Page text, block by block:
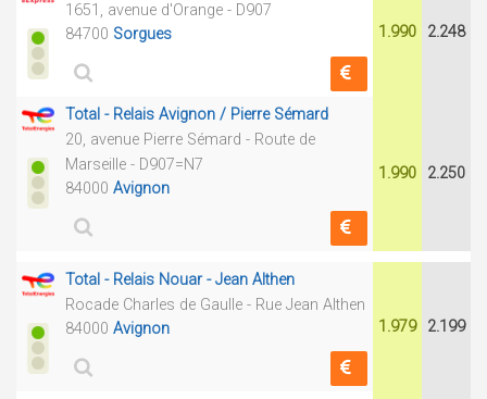
1651, avenue d'Orange - D907
84700 Sorgues 1.990 2.248
Total - Relais Avignon / Pierre Sémard
20, avenue Pierre Sémard - Route de
Marseille - D907=N7
84000 Avignon
1.990 2.250
Total - Relais Nouar - Jean Althen
Rocade Charles de Gaulle - Rue Jean Althen
84000 Avignon 1.979 2.199